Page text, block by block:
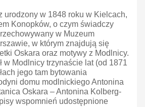
urodzony w 1848 roku w Kielcach,
Konopków, o czym świadczy
w Muzeum
w którym znajdują się
Oskara oraz motywy z Modlnicy.
w Modlnicy trzynaście lat (od 1871
jego tam bytowania
domu modlnickiego Antonina
Oskara – Antonina Kolberg-
wspomnień udostępnione